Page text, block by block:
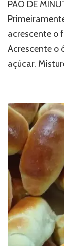
PÃO DE
acrescente o
Acrescente o
açúcar.